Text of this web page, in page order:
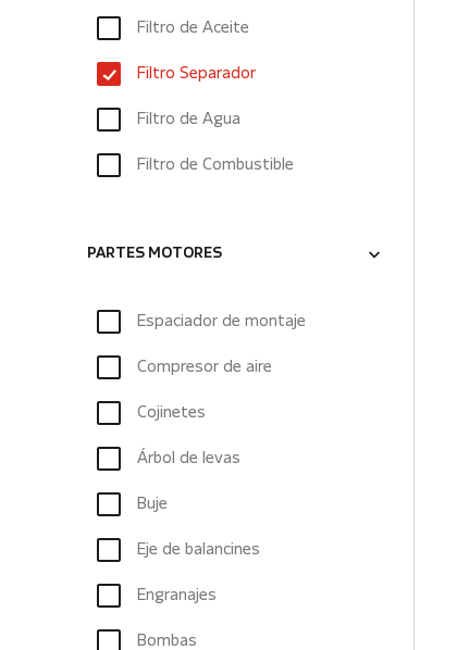
Filtro de Aceite
Filtro Separador
Filtro de Agua
Filtro de Combustible
PARTES MOTORES
Espaciador de montaje
Compresor de aire
Cojinetes
Árbol de levas
Buje
Eje de balancines
Engranajes
Bombas